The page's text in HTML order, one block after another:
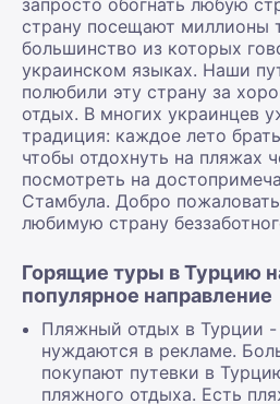
страну посещают миллионы
большинство из которых
украинском языках. Наши
полюбили эту страну за
отдых. В многих украинцев
традиция: каждое лето
чтобы отдохнуть на пляжах
посмотреть на
Стамбула. Добро
любимую страну
Горящие туры в Турцию
популярное направление
Пляжный отдых в Турции
нуждаются в рекламе.
покупают путевки в
пляжного отдыха. Есть